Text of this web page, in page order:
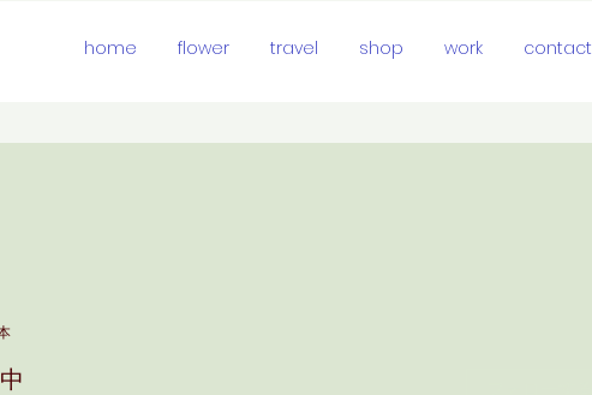
home flower travel shop work contact